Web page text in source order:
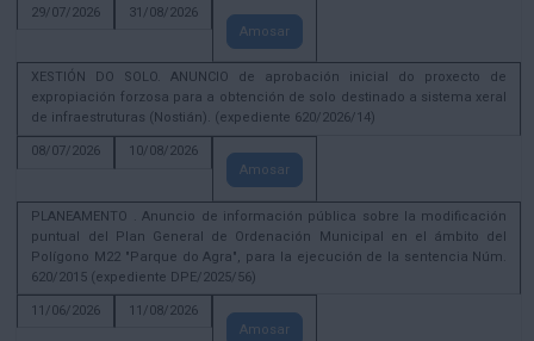
29/07/2026
31/08/2026
Amosar
XESTIÓN DO SOLO. ANUNCIO de aprobación inicial do proxecto de
expropiación forzosa para a obtención de solo destinado a sistema xeral
de infraestruturas (Nostián). (expediente 620/2026/14)
08/07/2026
10/08/2026
Amosar
PLANEAMENTO . Anuncio de información pública sobre la modificación
puntual del Plan General de Ordenación Municipal en el ámbito del
Polígono M22 "Parque do Agra", para la ejecución de la sentencia Núm.
620/2015 (expediente DPE/2025/56)
11/06/2026
11/08/2026
Amosar